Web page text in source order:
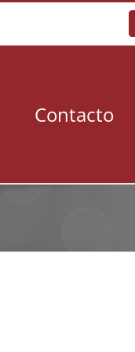
Contacto